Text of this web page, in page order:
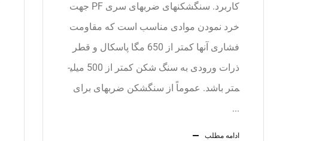
کاربرد. سنگ­شکن­های ضربه­ای سری PF جهت
خرد نمودن موادی مناسب است که مقاومت
فشاری آنها کمتر از 650 مگا پاسکال و قطر
ذرات ورودی به سنگ شکن کمتر از 500 میلی­
متر باشد. عموماً از سنگ­شکن ضربه­ای برای
...
ادامه مطلب